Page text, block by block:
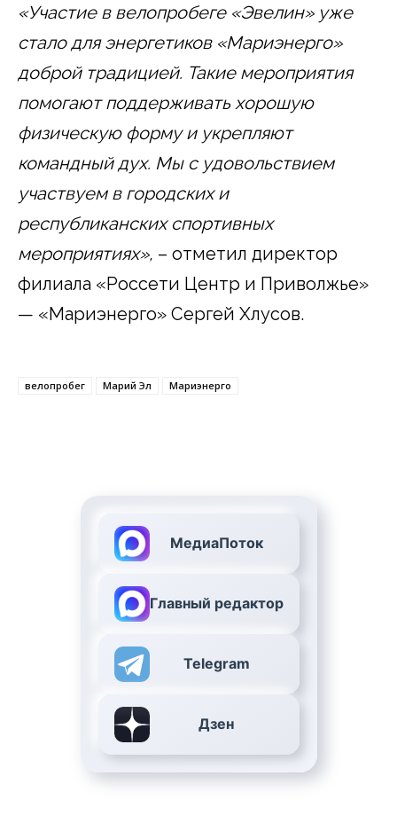
«Участие в велопробеге «Эвелин» уже
стало для энергетиков «Мариэнерго»
доброй традицией. Такие мероприятия
помогают поддерживать хорошую
физическую форму и укрепляют
командный дух. Мы с удовольствием
участвуем в городских и
республиканских спортивных
мероприятиях», – отметил директор
филиала «Россети Центр и Приволжье»
— «Мариэнерго» Сергей Хлусов.
велопробег Марий Эл Мариэнерго
МедиаПоток
Главный редактор
Telegram
Дзен